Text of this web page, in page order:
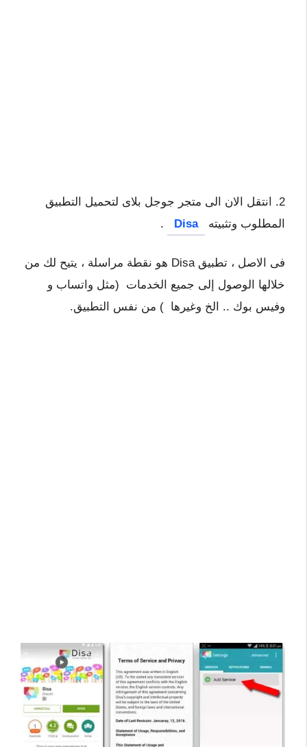
2. انتقل الان الى متجر جوجل بلاى لتحميل التطبيق
المطلوب وتثبيته
Disa
.
فى الاصل ، تطبيق Disa هو نقطة مراسلة ، يتيح لك من
خلالها الوصول إلى جميع الخدمات (مثل واتساب و
وفيس بوك .. الخ وغيرها ) من نفس التطبيق.